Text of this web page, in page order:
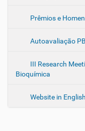
Prêmios e
Autoavaliação
III Research
Bioquímica
Website in English